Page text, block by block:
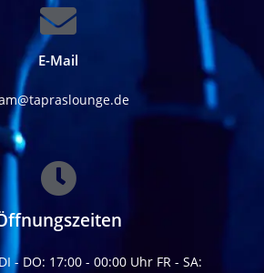
E-Mail
- DO: 17:00 - 00:00 Uhr FR - SA: